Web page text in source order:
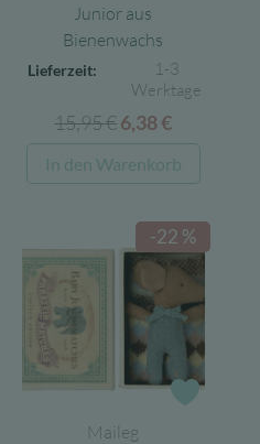
Junior aus
Bienenwachs
Lieferzeit:
1-3
Werktage
15,95€Ursprünglicher
Preis
war:
6,38€Aktueller
Preis
ist:
In den Warenkorb
-22 %
Maileg